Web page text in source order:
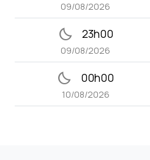
09/08/2026
bedtime 23h00
09/08/2026
bedtime 00h00
10/08/2026